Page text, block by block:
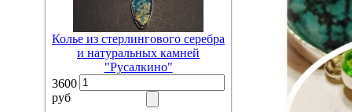
Колье из стерлингового серебра
и натуральных камней
"Русалкино"
3600
руб